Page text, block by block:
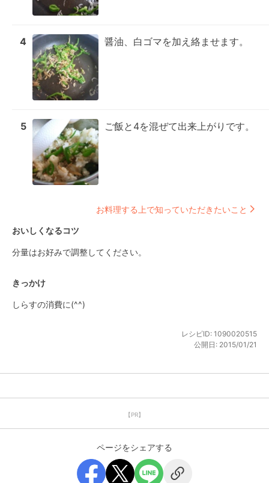
4 醤油、白ゴマを加え絡ませます。
5 ご飯と4を混ぜて出来上がりです。
お料理する上で知っていただきたいこと
おいしくなるコツ
分量はお好みで調整してください。
きっかけ
しらすの消費に(^^)
レシピID: 1090020515
公開日: 2015/01/21
【PR】
ページをシェアする